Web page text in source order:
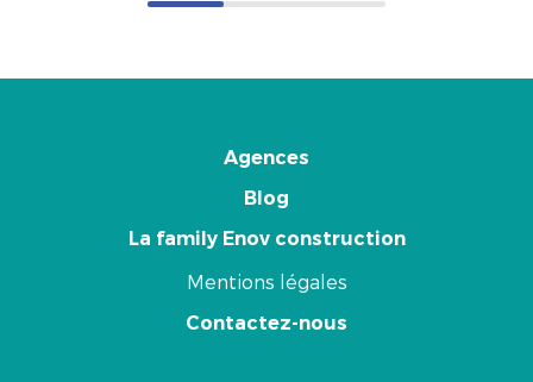
Agences
Blog
La family Enov construction
Mentions légales
Contactez-nous